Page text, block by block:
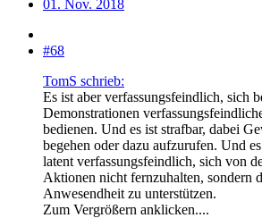
01. Nov. 2018
#68
TomS schrieb:
Es ist aber verfassungsfeindlich, sich
Demonstrationen
bedienen. Und es ist strafbar, dabei
begehen oder dazu aufzurufen. Und
latent verfassungsfeindlich, sich von
Aktionen nicht fernzuhalten, sondern
Anwesendheit zu unterstützen.
Zum Vergrößern anklicken....